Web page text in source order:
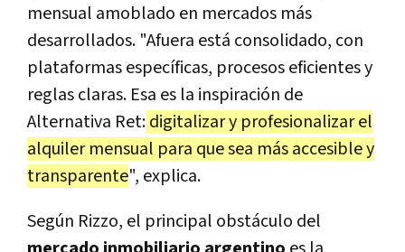
mensual amoblado en mercados más
desarrollados. "Afuera está consolidado, con
plataformas específicas, procesos eficientes y
reglas claras. Esa es la inspiración de
Alternativa Ret:digitalizar y profesionalizar el
alquiler mensual para que sea más accesible y
transparente", explica.
Según Rizzo, el principal obstáculo del